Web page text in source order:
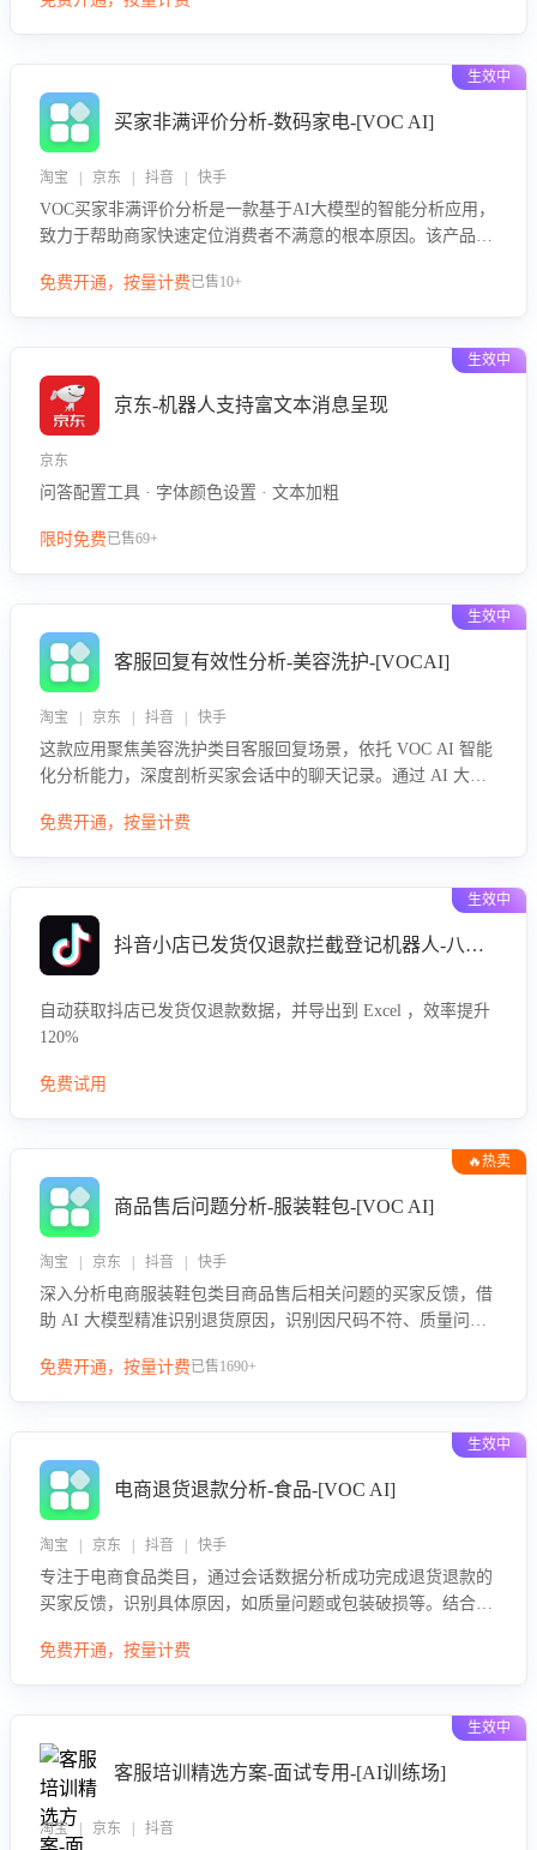
绪、归因争议根源，并客观评估客服应对合理性与成效。系统
生效中
买家非满评价分析-数码家电-[VOC AI]
淘宝 | 京东 | 抖音 | 快手
VOC买家非满评价分析是一款基于AI大模型的智能分析应用，
致力于帮助商家快速定位消费者不满意的根本原因。该产品可
或其它部门原因，明确责任归属，提供可落地的改进建议与策
免费开通，按量计费已售10+
生效中
京东-机器人支持富文本消息呈现
京东
问答配置工具 · 字体颜色设置 · 文本加粗
限时免费已售69+
生效中
客服回复有效性分析-美容洗护-[VOCAI]
淘宝 | 京东 | 抖音 | 快手
这款应用聚焦美容洗护类目客服回复场景，依托 VOC AI 智能
化分析能力，深度剖析买家会话中的聊天记录。通过 AI 大模
效性与完整性，输出针对性改进策略，助力商家快速优化快捷
免费开通，按量计费
生效中
抖音小店已发货仅退款拦截登记机器人-八爪鱼
自动获取抖店已发货仅退款数据，并导出到 Excel ，效率提升
120%
免费试用
🔥热卖
商品售后问题分析-服装鞋包-[VOC AI]
淘宝 | 京东 | 抖音 | 快手
深入分析电商服装鞋包类目商品售后相关问题的买家反馈，借
助 AI 大模型精准识别退货原因，识别因尺码不符、质量问题
商家优化产品或服务，实现销售额的显著提升。
免费开通，按量计费已售1690+
生效中
电商退货退款分析-食品-[VOC AI]
淘宝 | 京东 | 抖音 | 快手
专注于电商食品类目，通过会话数据分析成功完成退货退款的
买家反馈，识别具体原因，如质量问题或包装破损等。结合AI
低退款率，提升售后效率。
免费开通，按量计费
生效中
客服培训精选方案-面试专用-[AI训练场]
淘宝 | 京东 | 抖音